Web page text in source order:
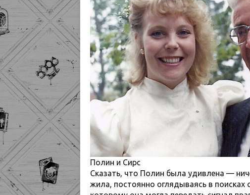
Полин и Сирс
Сказать, что Полин была удивлена —
жила, постоянно оглядываясь в